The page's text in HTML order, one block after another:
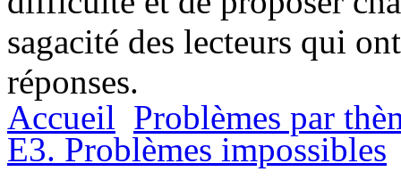
sagacité des lecteurs qui
réponses.
Accueil Problèmes par
E3. Problèmes impossibles